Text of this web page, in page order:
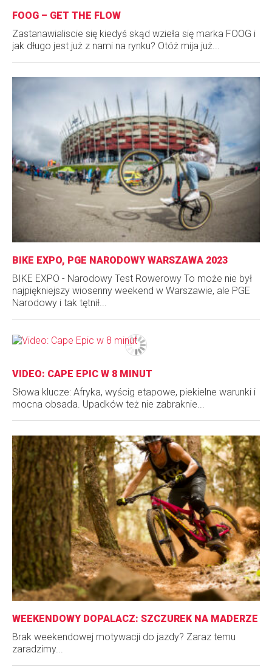
FOOG – GET THE FLOW
Zastanawialiscie się kiedyś skąd wzieła się marka FOOG i
jak długo jest już z nami na rynku? Otóż mija już...
BIKE EXPO, PGE NARODOWY WARSZAWA 2023
BIKE EXPO - Narodowy Test Rowerowy To może nie był
najpiękniejszy wiosenny weekend w Warszawie, ale PGE
Narodowy i tak tętnił...
VIDEO: CAPE EPIC W 8 MINUT
Słowa klucze: Afryka, wyścig etapowe, piekielne warunki i
mocna obsada. Upadków też nie zabraknie...
WEEKENDOWY DOPALACZ: SZCZUREK NA MADERZE
Brak weekendowej motywacji do jazdy? Zaraz temu
zaradzimy...